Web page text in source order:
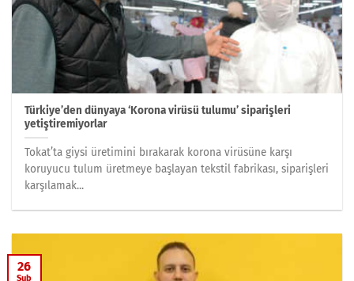
Türkiye’den dünyaya ‘Korona virüsü tulumu’ siparişleri
yetiştiremiyorlar
Tokat’ta giysi üretimini bırakarak korona virüsüne karşı
koruyucu tulum üretmeye başlayan tekstil fabrikası, siparişleri
karşılamak...
26
Şub